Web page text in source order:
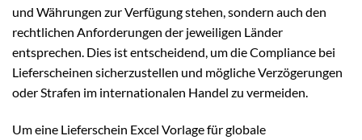
und Währungen zur Verfügung stehen, sondern auch den
rechtlichen Anforderungen der jeweiligen Länder
entsprechen. Dies ist entscheidend, um die Compliance bei
Lieferscheinen sicherzustellen und mögliche Verzögerungen
oder Strafen im internationalen Handel zu vermeiden.
Um eine Lieferschein Excel Vorlage für globale